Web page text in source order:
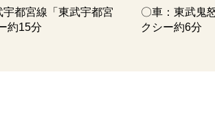
都宮線「東武宇都宮
約15分
〇車：東武鬼
クシー約6分